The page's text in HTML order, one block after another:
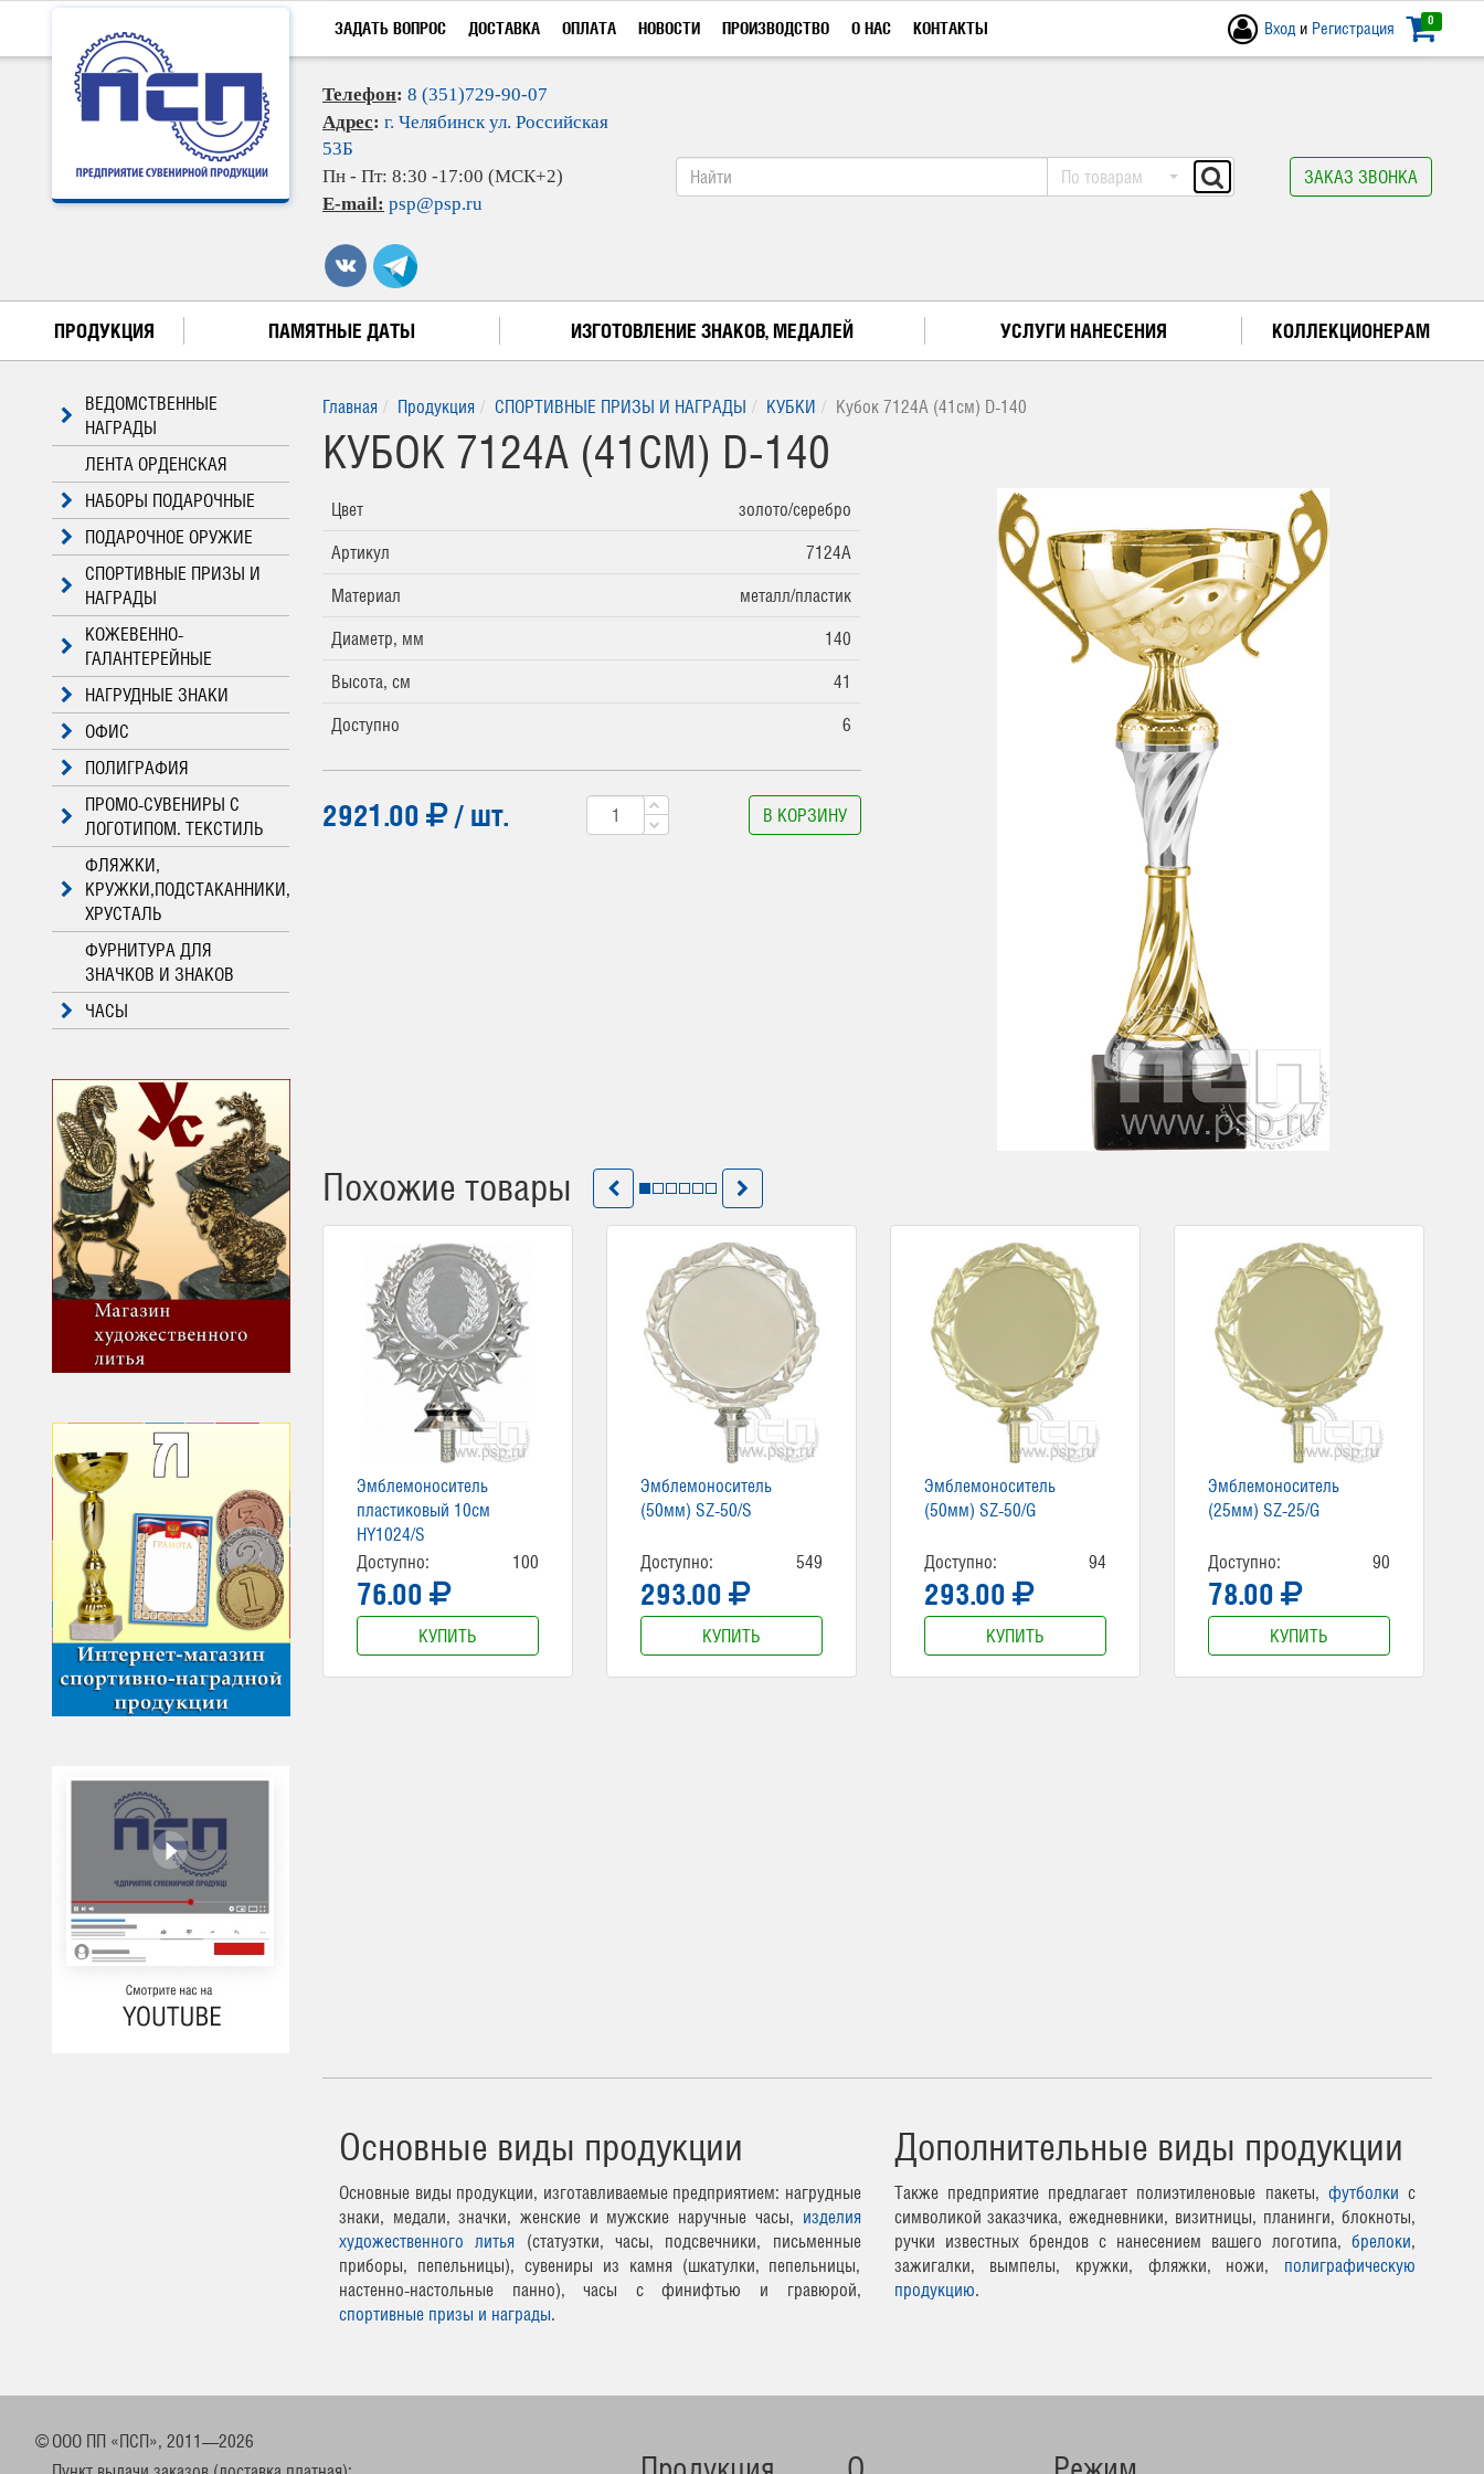
ЗАДАТЬ ВОПРОС ДОСТАВКА ОПЛАТА НОВОСТИ ПРОИЗВОДСТВО О НАС КОНТАКТЫ 0
Вход и Регистрация
Телефон: 8 (351)729-90-07
Адрес: г. Челябинск ул. Российская
53Б
Пн - Пт: 8:30 -17:00 (МСК+2)
E-mail: psp@psp.ru
По товарам ЗАКАЗ ЗВОНКА
ПРОДУКЦИЯ ПАМЯТНЫЕ ДАТЫ ИЗГОТОВЛЕНИЕ ЗНАКОВ, МЕДАЛЕЙ УСЛУГИ НАНЕСЕНИЯ КОЛЛЕКЦИОНЕРАМ
ВЕДОМСТВЕННЫЕ
НАГРАДЫ
ЛЕНТА ОРДЕНСКАЯ
НАБОРЫ ПОДАРОЧНЫЕ
ПОДАРОЧНОЕ ОРУЖИЕ
СПОРТИВНЫЕ ПРИЗЫ И
НАГРАДЫ
КОЖЕВЕННО-
ГАЛАНТЕРЕЙНЫЕ
НАГРУДНЫЕ ЗНАКИ
ОФИС
ПОЛИГРАФИЯ
ПРОМО-СУВЕНИРЫ С
ЛОГОТИПОМ. ТЕКСТИЛЬ
ФЛЯЖКИ,
КРУЖКИ,ПОДСТАКАННИКИ,
ХРУСТАЛЬ
ФУРНИТУРА ДЛЯ
ЗНАЧКОВ И ЗНАКОВ
ЧАСЫ
Главная Продукция СПОРТИВНЫЕ ПРИЗЫ И НАГРАДЫ КУБКИ Кубок 7124A (41см) D-140
КУБОК 7124A (41СМ) D-140
Цвет
золото/серебро
Артикул
7124A
Материал
металл/пластик
Диаметр, мм
140
Высота, см
41
Доступно
6
2921.00 / шт. В КОРЗИНУ
Похожие товары
Эмблемоноситель
пластиковый 10см
HY1024/S
Доступно:
100
76.00
КУПИТЬ
Эмблемоноситель
(50мм) SZ-50/S
Доступно: 549
293.00
КУПИТЬ
Эмблемоноситель
(50мм) SZ-50/G
Доступно: 94
293.00
КУПИТЬ
Эмблемоноситель
(25мм) SZ-25/G
Доступно: 90
78.00
КУПИТЬ
Основные виды продукции
Основные виды продукции, изготавливаемые предприятием: нагрудные
знаки, медали, значки, женские и мужские наручные часы, изделия
художественного литья (статуэтки, часы, подсвечники, письменные
приборы, пепельницы), сувениры из камня (шкатулки, пепельницы,
настенно-настольные панно), часы с финифтью и гравюрой,
спортивные призы и награды.
Дополнительные виды продукции
Также предприятие предлагает полиэтиленовые пакеты, футболки с
символикой заказчика, ежедневники, визитницы, планинги, блокноты,
ручки известных брендов с нанесением вашего логотипа, брелоки,
зажигалки, вымпелы, кружки, фляжки, ножи, полиграфическую
продукцию.
© ООО ПП «ПСП», 2011—2026